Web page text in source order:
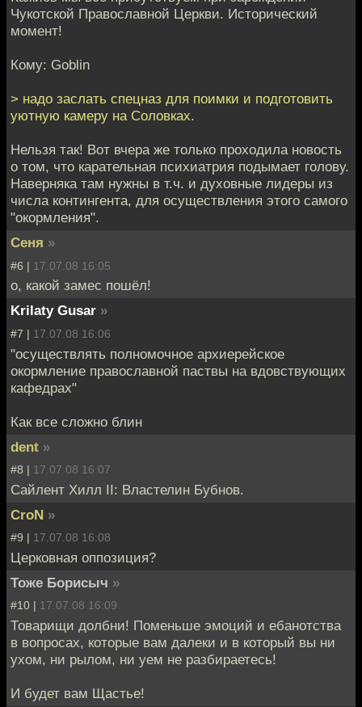
Чукотской Православной Церкви. Исторический
момент!
Кому: Goblin
> надо заслать спецназ для поимки и подготовить
уютную камеру на Соловках.
Нельзя так! Вот вчера же только проходила новость
о том, что карательная психиатрия подымает голову.
Наверняка там нужны в т.ч. и духовные лидеры из
числа контингента, для осуществления этого самого
"окормления".
Сеня »
#6 | 17.07.08 16:05
о, какой замес пошёл!
Krilaty Gusar »
#7 | 17.07.08 16:06
"осуществлять полномочное архиерейское
окормление православной паствы на вдовствующих
кафедрах"
Как все сложно блин
dent »
#8 | 17.07.08 16:07
Сайлент Хилл II: Властелин Бубнов.
CroN »
#9 | 17.07.08 16:08
Церковная оппозиция?
Тоже Борисыч »
#10 | 17.07.08 16:09
Товарищи долбни! Поменьше эмоций и ебанотства
в вопросах, которые вам далеки и в который вы ни
ухом, ни рылом, ни уем не разбираетесь!
И будет вам Щастье!